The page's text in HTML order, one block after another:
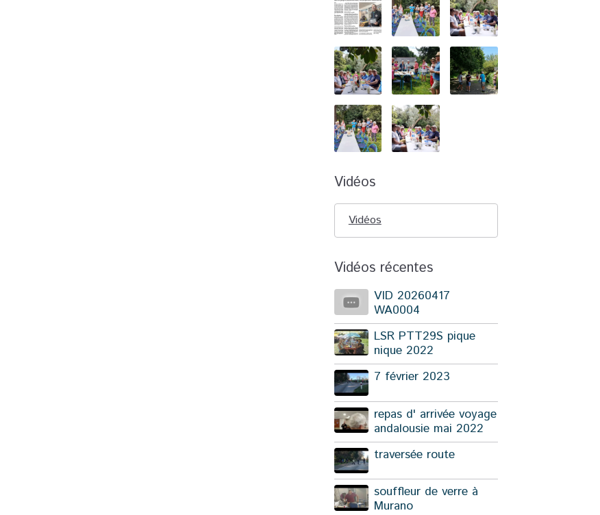
Vidéos
Vidéos
Vidéos récentes
VID 20260417
WA0004
LSR PTT29S pique
nique 2022
7 février 2023
repas d' arrivée voyage
andalousie mai 2022
traversée route
souffleur de verre à
Murano